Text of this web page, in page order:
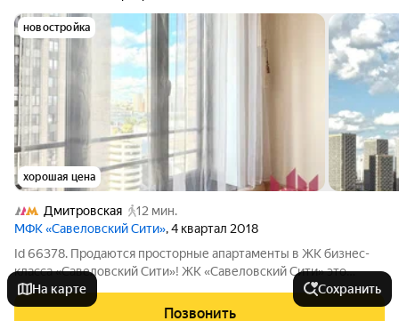
новостройка
хорошая цена
Дмитровская
12 мин.
МФК «Савеловский Сити», 4 квартал 2018
Id 66378. Продаются просторные апартаменты в ЖК бизнес-
класса «Савеловский Сити»! ЖК «Савеловский Сити» это
концептуальный жилой комплекс в стиле нью-йоркских
небоскребов в престижном Бутырском районе (СВАО).
Позвонить
На карте Сохранить